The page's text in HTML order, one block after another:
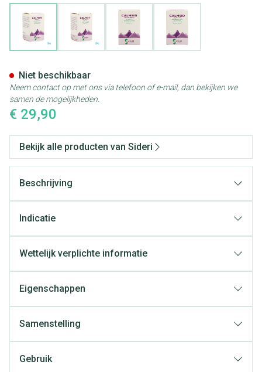
View larger imageView larger imageView larger image
€ 29,90
Niet beschikbaar
Neem contact op met ons via telefoon of e-mail, dan bekijken we
samen de mogelijkheden.
Bekijk alle producten van Sideri
Beschrijving
Indicatie
Wettelijk verplichte informatie
Eigenschappen
Samenstelling
Gebruik